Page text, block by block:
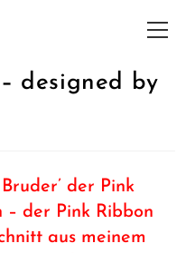
designed by
der Pink
– der Pink Ribbon
aus meinem